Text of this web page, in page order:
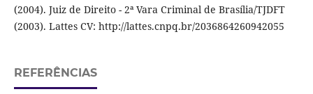
(2004). Juiz de Direito - 2ª Vara Criminal de Brasília/TJDFT
(2003). Lattes CV: http://lattes.cnpq.br/2036864260942055
REFERÊNCIAS